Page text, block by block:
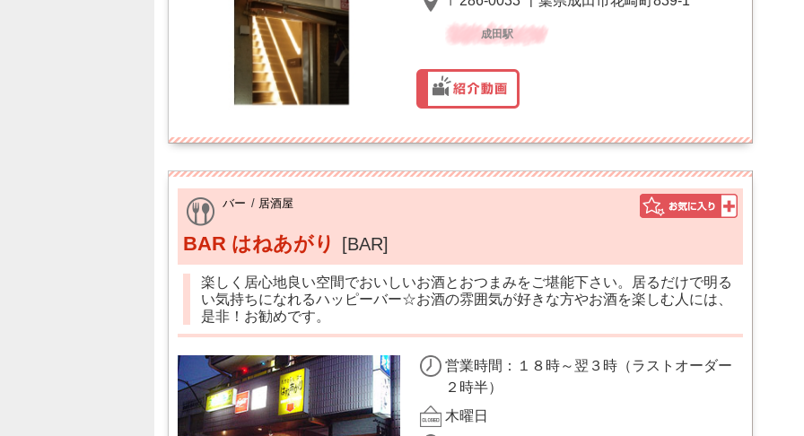
成田駅
バー / 居酒屋
BAR はねあがり [BAR]
楽しく居心地良い空間でおいしいお酒とおつまみをご堪能下さい。居るだけで明る
い気持ちになれるハッピーバー☆お酒の雰囲気が好きな方やお酒を楽しむ人には、
是非！お勧めです。
営業時間：１８時～翌３時（ラストオーダー
２時半）
木曜日